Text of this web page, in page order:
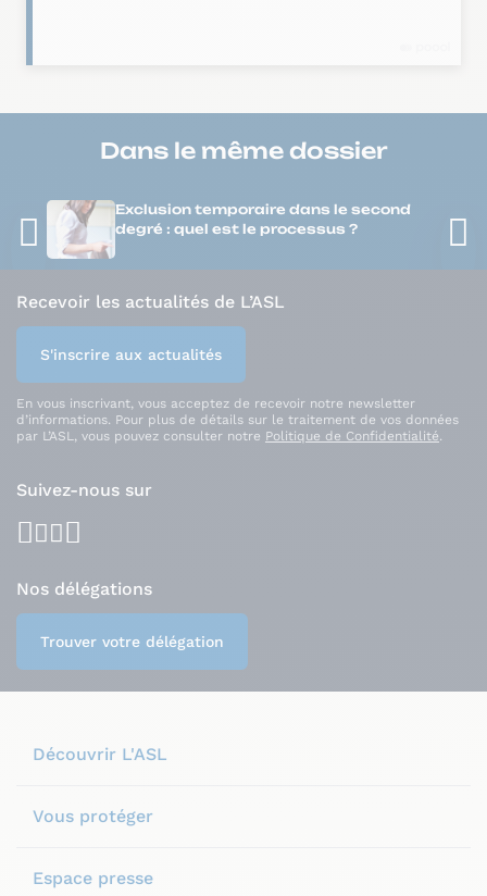
Dans le même dossier
Exclusion temporaire dans le second
degré : quel est le processus ?
Recevoir les actualités de L’ASL
S'inscrire aux actualités
En vous inscrivant, vous acceptez de recevoir notre newsletter
d’informations. Pour plus de détails sur le traitement de vos données
par L’ASL, vous pouvez consulter notre Politique de Confidentialité.
Suivez-nous sur
facebook
instagram
linkedin
Nos délégations
Trouver votre délégation
Découvrir L'ASL
Vous protéger
Espace presse